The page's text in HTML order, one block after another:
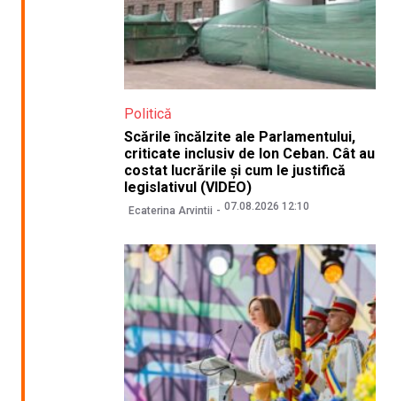
Politică
Scările încălzite ale Parlamentului,
criticate inclusiv de Ion Ceban. Cât au
costat lucrările și cum le justifică
legislativul (VIDEO)
Ecaterina Arvintii 07.08.2026 12:10